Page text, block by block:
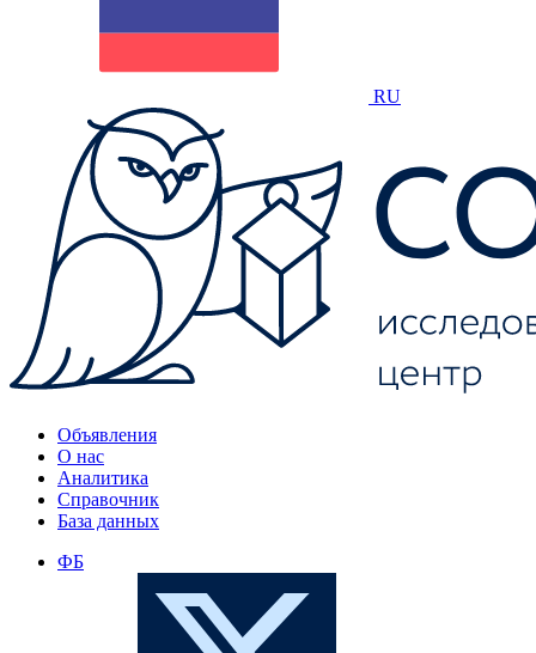
RU
Объявления
О нас
Аналитика
Справочник
База данных
ФБ